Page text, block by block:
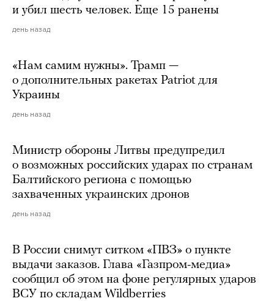
и убил шесть человек. Еще 15 ранены
день назад
«Нам самим нужны». Трамп —
о дополнительных ракетах Patriot для
Украины
день назад
Министр обороны Литвы предупредил
о возможных российских ударах по странам
Балтийского региона с помощью
захваченных украинских дронов
день назад
В России снимут ситком «ПВЗ» о пункте
выдачи заказов. Глава «Газпром-медиа»
сообщил об этом на фоне регулярных ударов
ВСУ по складам Wildberries